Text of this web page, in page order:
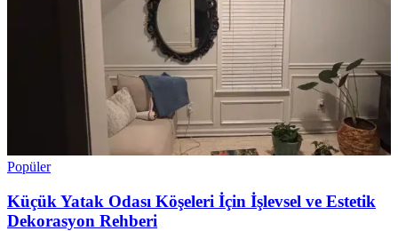
Popüler
Küçük Yatak Odası Köşeleri İçin İşlevsel ve Estetik
Dekorasyon Rehberi